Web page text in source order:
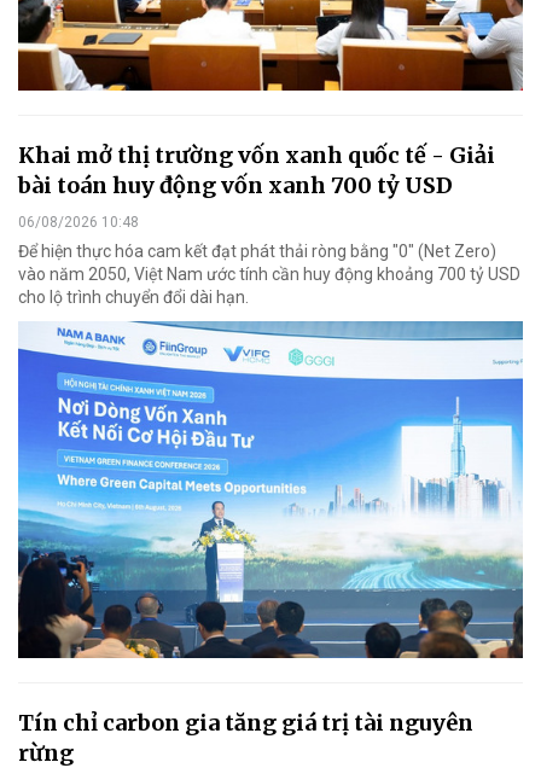
Khai mở thị trường vốn xanh quốc tế - Giải
bài toán huy động vốn xanh 700 tỷ USD
06/08/2026 10:48
Để hiện thực hóa cam kết đạt phát thải ròng bằng "0" (Net Zero)
vào năm 2050, Việt Nam ước tính cần huy động khoảng 700 tỷ USD
cho lộ trình chuyển đổi dài hạn.
Tín chỉ carbon gia tăng giá trị tài nguyên
rừng